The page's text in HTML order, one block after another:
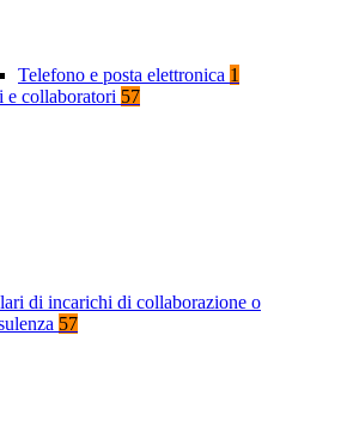
Telefono e posta elettronica 1
e collaboratori 57
di incarichi di collaborazione o
57